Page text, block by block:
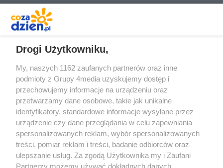
Redakcja Reklama Prywatność
Praca Łódź
the:protocol
Drogi Użytkowniku,
My, naszych 1162 zaufanych partnerów oraz inne
podmioty z Grupy 4media uzyskujemy dostęp i
przechowujemy informacje na urządzeniu oraz
przetwarzamy dane osobowe, takie jak unikalne
identyfikatory, standardowe informacje wysyłane przez
urządzenie czy dane przeglądania w celu zapewniania
spersonalizowanych reklam, wybór spersonalizowanych
treści, pomiar reklam i treści, badanie odbiorców oraz
ulepszanie usług. Za zgodą Użytkownika my i Zaufani
Partnerzy możemy używać dokładnych danych